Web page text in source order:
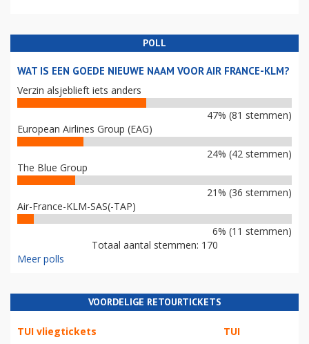
POLL
WAT IS EEN GOEDE NIEUWE NAAM VOOR AIR FRANCE-KLM?
Verzin alsjeblieft iets anders
47% (81 stemmen)
European Airlines Group (EAG)
24% (42 stemmen)
The Blue Group
21% (36 stemmen)
Air-France-KLM-SAS(-TAP)
6% (11 stemmen)
Totaal aantal stemmen: 170
Meer polls
VOORDELIGE RETOURTICKETS
TUI vliegtickets TUI